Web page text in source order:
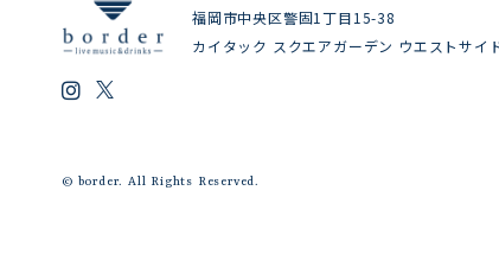
福岡市中央区警固1丁目15-38
カイタック スクエアガーデン ウエストサイ
© border. All Rights Reserved.